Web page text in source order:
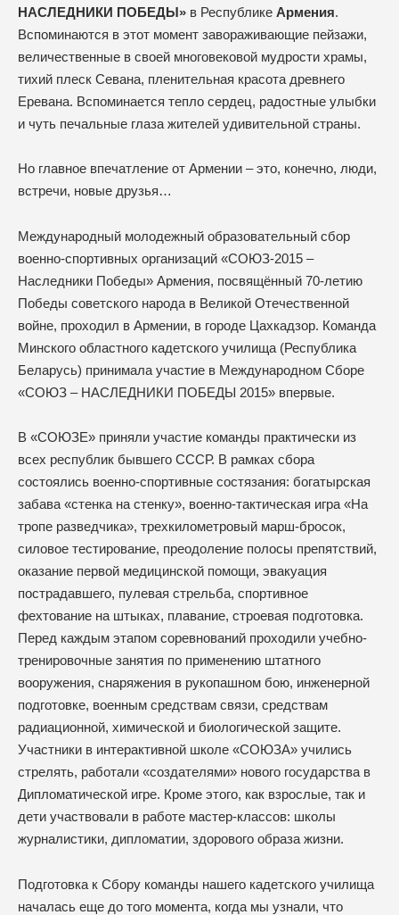
НАСЛЕДНИКИ ПОБЕДЫ» в Республике Армения.
Вспоминаются в этот момент завораживающие пейзажи,
величественные в своей многовековой мудрости храмы,
тихий плеск Севана, пленительная красота древнего
Еревана. Вспоминается тепло сердец, радостные улыбки
и чуть печальные глаза жителей удивительной страны.
Но главное впечатление от Армении – это, конечно, люди,
встречи, новые друзья…
Международный молодежный образовательный сбор
военно-спортивных организаций «СОЮЗ-2015 –
Наследники Победы» Армения, посвящённый 70-летию
Победы советского народа в Великой Отечественной
войне, проходил в Армении, в городе Цахкадзор. Команда
Минского областного кадетского училища (Республика
Беларусь) принимала участие в Международном Сборе
«СОЮЗ – НАСЛЕДНИКИ ПОБЕДЫ 2015» впервые.
В «СОЮЗЕ» приняли участие команды практически из
всех республик бывшего СССР. В рамках сбора
состоялись военно-спортивные состязания: богатырская
забава «стенка на стенку», военно-тактическая игра «На
тропе разведчика», трехкилометровый марш-бросок,
силовое тестирование, преодоление полосы препятствий,
оказание первой медицинской помощи, эвакуация
пострадавшего, пулевая стрельба, спортивное
фехтование на штыках, плавание, строевая подготовка.
Перед каждым этапом соревнований проходили учебно-
тренировочные занятия по применению штатного
вооружения, снаряжения в рукопашном бою, инженерной
подготовке, военным средствам связи, средствам
радиационной, химической и биологической защите.
Участники в интерактивной школе «СОЮЗА» учились
стрелять, работали «создателями» нового государства в
Дипломатической игре. Кроме этого, как взрослые, так и
дети участвовали в работе мастер-классов: школы
журналистики, дипломатии, здорового образа жизни.
Подготовка к Сбору команды нашего кадетского училища
началась еще до того момента, когда мы узнали, что